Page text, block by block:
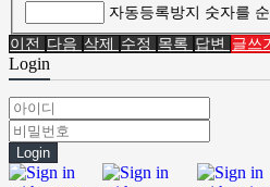
자동등록방지 숫자를
이전 다음 삭제 수정 목록 답변 글쓰기
Login
Login